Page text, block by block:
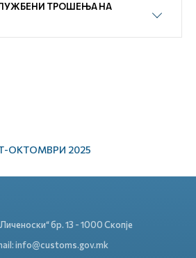
ТРОШЕЊА НА
бр. 13 - 1000 Скопје
info@customs.gov.mk
ОКТОМВРИ 2025